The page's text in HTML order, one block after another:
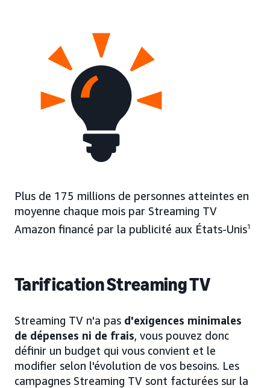
Plus de 175 millions de personnes atteintes en
moyenne chaque mois par Streaming TV
Amazon financé par la publicité aux États-Unis1
Tarification Streaming TV
Streaming TV n'a pas d'exigences minimales
de dépenses ni de frais, vous pouvez donc
définir un budget qui vous convient et le
modifier selon l'évolution de vos besoins. Les
campagnes Streaming TV sont facturées sur la